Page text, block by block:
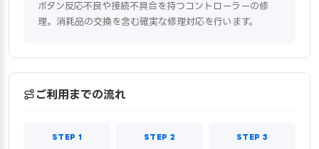
ボタン反応不良や接続不具合を持つコントローラーの修
理。消耗品の交換を含む確実な修理対応を行います。
ご利用までの流れ